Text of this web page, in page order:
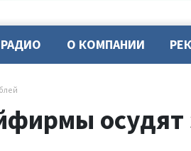
РАДИО О КОМПАНИИ
осудят